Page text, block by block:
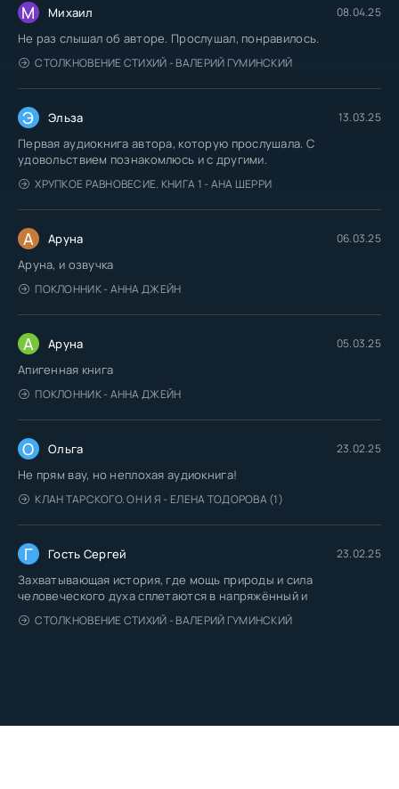
М Михаил 08.04.25
Не раз слышал об авторе. Прослушал, понравилось.
СТОЛКНОВЕНИЕ СТИХИЙ - ВАЛЕРИЙ ГУМИНСКИЙ
Э Эльза 13.03.25
Первая аудиокнига автора, которую прослушала. С
удовольствием познакомлюсь и с другими.
ХРУПКОЕ РАВНОВЕСИЕ. КНИГА 1 - АНА ШЕРРИ
А Аруна 06.03.25
Аруна, и озвучка
ПОКЛОННИК - АННА ДЖЕЙН
А Аруна 05.03.25
Апигенная книга
ПОКЛОННИК - АННА ДЖЕЙН
О Ольга 23.02.25
Не прям вау, но неплохая аудиокнига!
КЛАН ТАРСКОГО. ОН И Я - ЕЛЕНА ТОДОРОВА (1)
Г Гость Сергей 23.02.25
Захватывающая история, где мощь природы и сила
человеческого духа сплетаются в напряжённый и
СТОЛКНОВЕНИЕ СТИХИЙ - ВАЛЕРИЙ ГУМИНСКИЙ